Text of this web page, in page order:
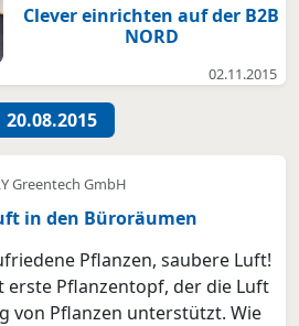
Clever einrichten auf der B2B
NORD
02.11.2015
20.08.2015
Greentech GmbH
in den Büroräumen
Pflanzen, saubere Luft!
erste Pflanzentopf, der die Luft
von Pflanzen unterstützt. Wie